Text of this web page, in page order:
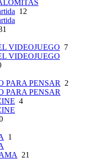
12
VIDEOJUEGO 7
VIDEOJUEGO
PARA PENSAR
2
PARA PENSAR
4
1
21